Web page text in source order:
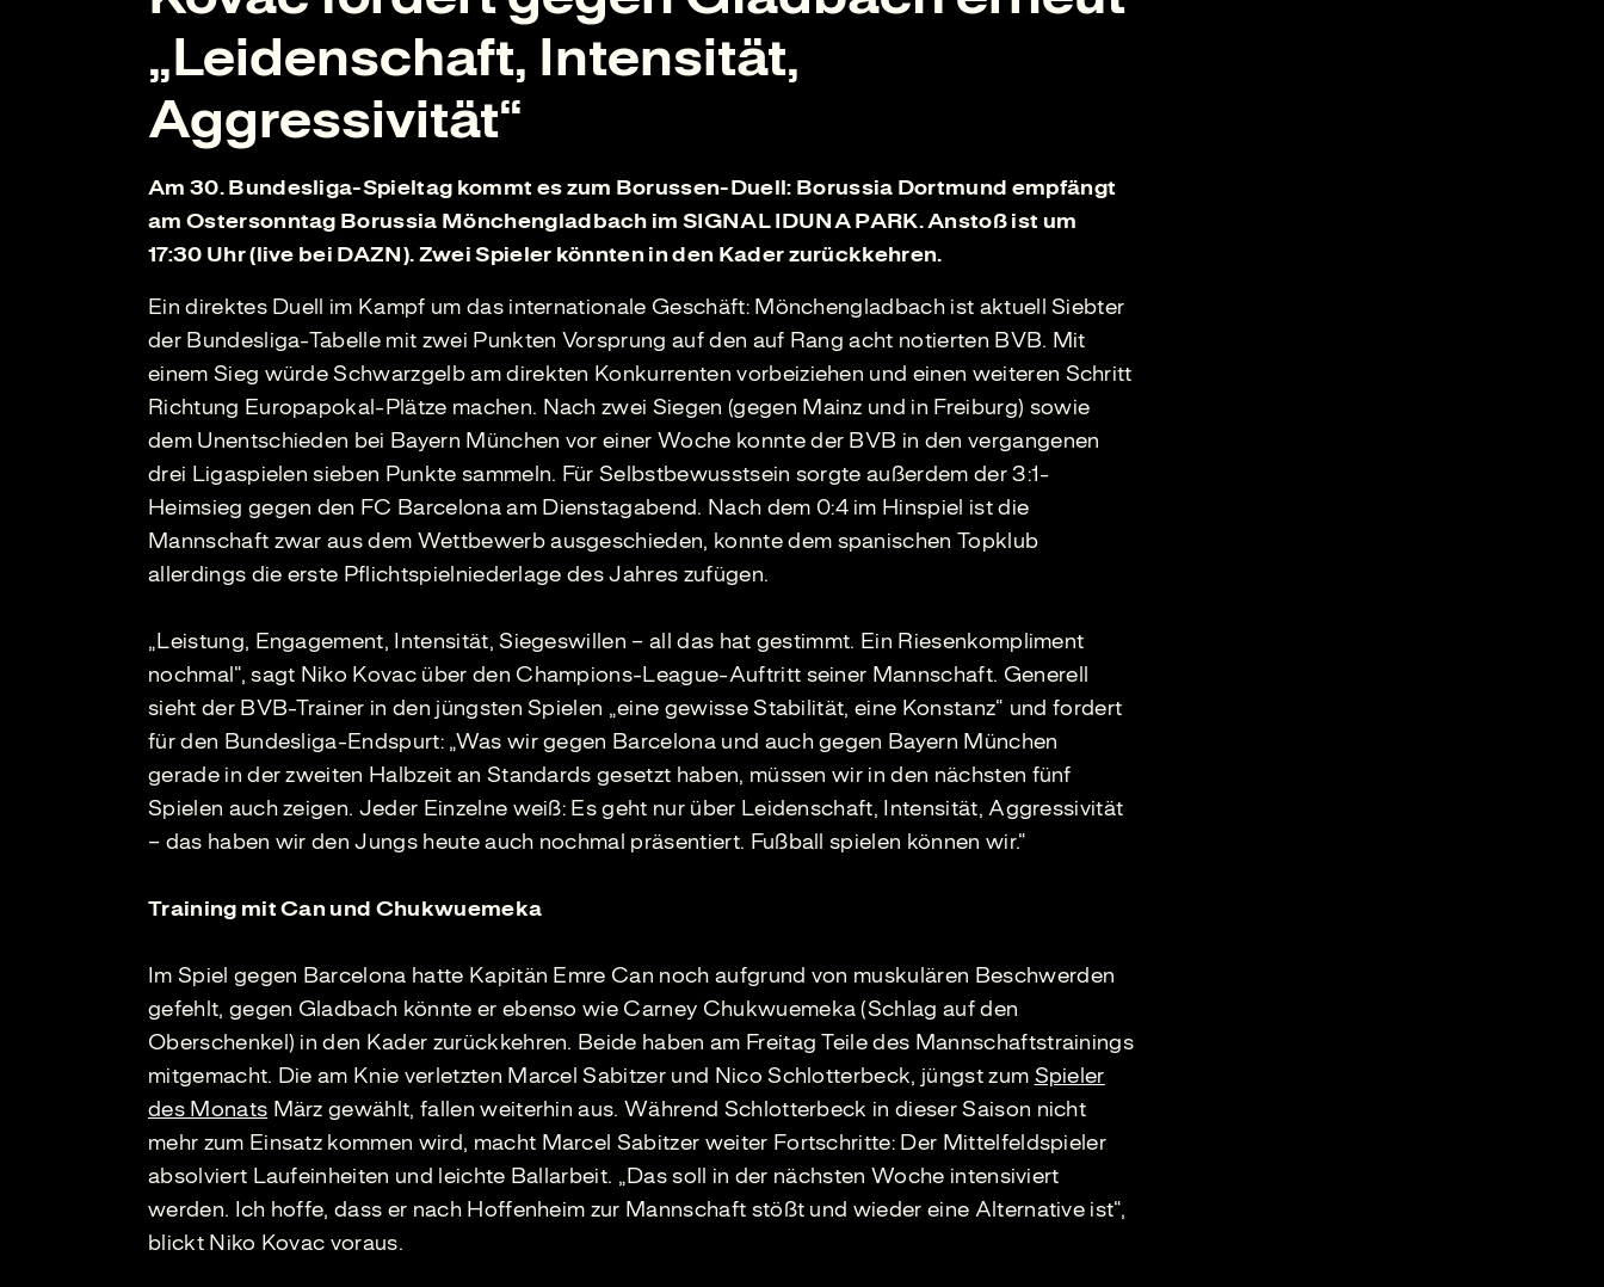
„Leidenschaft, Intensität,
Aggressivität“
Am 30. Bundesliga-Spieltag kommt es zum Borussen-Duell: Borussia Dortmund empfängt
am Ostersonntag Borussia Mönchengladbach im SIGNAL IDUNA PARK. Anstoß ist um
17:30 Uhr (live bei DAZN). Zwei Spieler könnten in den Kader zurückkehren.
Ein direktes Duell im Kampf um das internationale Geschäft: Mönchengladbach ist aktuell Siebter
der Bundesliga-Tabelle mit zwei Punkten Vorsprung auf den auf Rang acht notierten BVB. Mit
einem Sieg würde Schwarzgelb am direkten Konkurrenten vorbeiziehen und einen weiteren Schritt
Richtung Europapokal-Plätze machen. Nach zwei Siegen (gegen Mainz und in Freiburg) sowie
dem Unentschieden bei Bayern München vor einer Woche konnte der BVB in den vergangenen
drei Ligaspielen sieben Punkte sammeln. Für Selbstbewusstsein sorgte außerdem der 3:1-
Heimsieg gegen den FC Barcelona am Dienstagabend. Nach dem 0:4 im Hinspiel ist die
Mannschaft zwar aus dem Wettbewerb ausgeschieden, konnte dem spanischen Topklub
allerdings die erste Pflichtspielniederlage des Jahres zufügen.
„Leistung, Engagement, Intensität, Siegeswillen – all das hat gestimmt. Ein Riesenkompliment
nochmal“, sagt Niko Kovac über den Champions-League-Auftritt seiner Mannschaft. Generell
sieht der BVB-Trainer in den jüngsten Spielen „eine gewisse Stabilität, eine Konstanz“ und fordert
für den Bundesliga-Endspurt: „Was wir gegen Barcelona und auch gegen Bayern München
gerade in der zweiten Halbzeit an Standards gesetzt haben, müssen wir in den nächsten fünf
Spielen auch zeigen. Jeder Einzelne weiß: Es geht nur über Leidenschaft, Intensität, Aggressivität
– das haben wir den Jungs heute auch nochmal präsentiert. Fußball spielen können wir.“
Training mit Can und Chukwuemeka
Im Spiel gegen Barcelona hatte Kapitän Emre Can noch aufgrund von muskulären Beschwerden
gefehlt, gegen Gladbach könnte er ebenso wie Carney Chukwuemeka (Schlag auf den
Oberschenkel) in den Kader zurückkehren. Beide haben am Freitag Teile des Mannschaftstrainings
mitgemacht. Die am Knie verletzten Marcel Sabitzer und Nico Schlotterbeck, jüngst zum Spieler
des Monats März gewählt, fallen weiterhin aus. Während Schlotterbeck in dieser Saison nicht
mehr zum Einsatz kommen wird, macht Marcel Sabitzer weiter Fortschritte: Der Mittelfeldspieler
absolviert Laufeinheiten und leichte Ballarbeit. „Das soll in der nächsten Woche intensiviert
werden. Ich hoffe, dass er nach Hoffenheim zur Mannschaft stößt und wieder eine Alternative ist“,
blickt Niko Kovac voraus.